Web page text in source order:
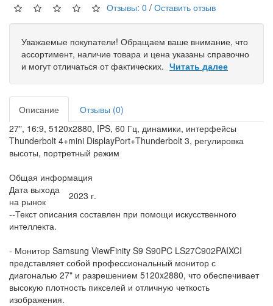
Отзывы: 0 / Оставить отзыв
Уважаемые покупатели! Обращаем ваше внимание, что
ассортимент, наличие товара и цена указаны справочно
и могут отличаться от фактических. Читать далее
Описание
Отзывы (0)
27", 16:9, 5120x2880, IPS, 60 Гц, динамики, интерфейсы
Thunderbolt 4+mini DisplayPort+Thunderbolt 3, регулировка
высоты, портретный режим
Общая информация
Дата выхода
на рынок
2023 г.
--Текст описания составлен при помощи искусственного
интеллекта.
- Монитор Samsung ViewFinity S9 S90PC LS27C902PAIXCI
представляет собой профессиональный монитор с
диагональю 27" и разрешением 5120x2880, что обеспечивает
высокую плотность пикселей и отличную четкость
изображения.